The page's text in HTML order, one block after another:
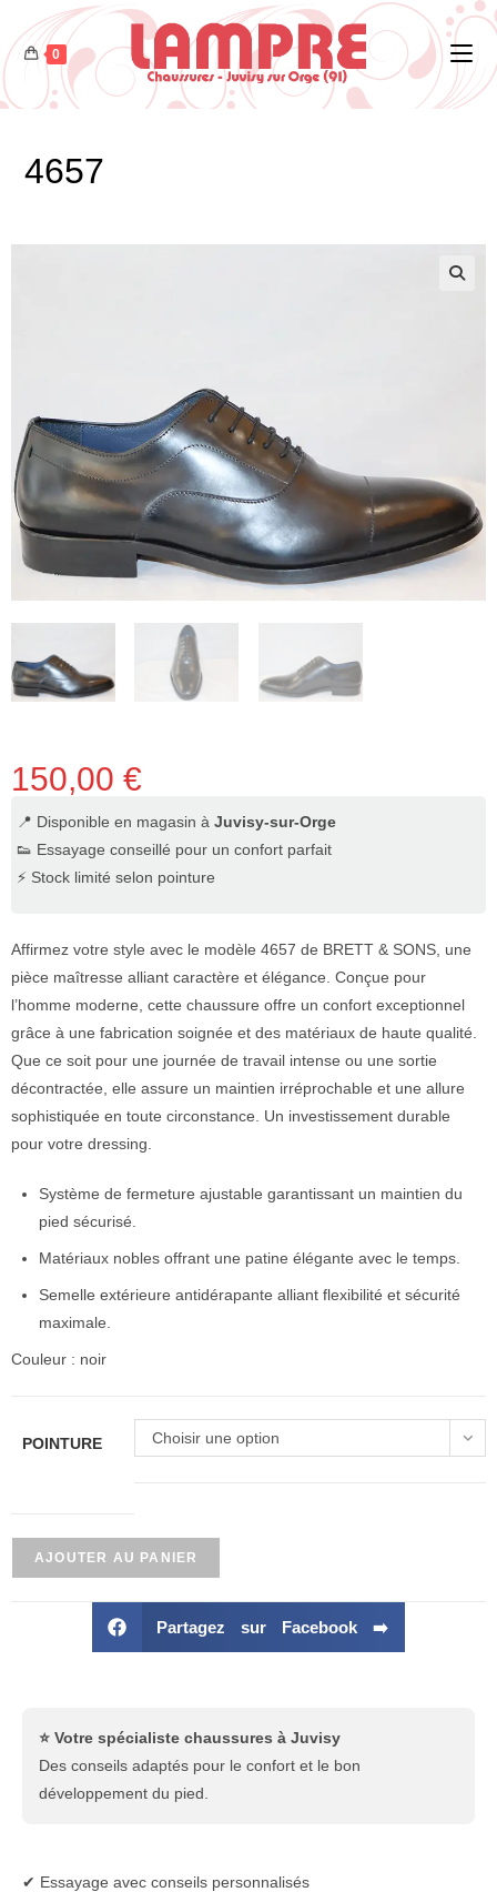
0
4657
150,00 €
📍 Disponible en magasin à Juvisy-sur-Orge
👟 Essayage conseillé pour un confort parfait
⚡ Stock limité selon pointure
Affirmez votre style avec le modèle 4657 de BRETT & SONS, une
pièce maîtresse alliant caractère et élégance. Conçue pour
l’homme moderne, cette chaussure offre un confort exceptionnel
grâce à une fabrication soignée et des matériaux de haute qualité.
Que ce soit pour une journée de travail intense ou une sortie
décontractée, elle assure un maintien irréprochable et une allure
sophistiquée en toute circonstance. Un investissement durable
pour votre dressing.
Système de fermeture ajustable garantissant un maintien du
pied sécurisé.
Matériaux nobles offrant une patine élégante avec le temps.
Semelle extérieure antidérapante alliant flexibilité et sécurité
maximale.
Couleur : noir
POINTURE Choisir une option
AJOUTER AU PANIER
Partagez sur Facebook ➡️
⭐ Votre spécialiste chaussures à Juvisy
Des conseils adaptés pour le confort et le bon
développement du pied.
✔ Essayage avec conseils personnalisés